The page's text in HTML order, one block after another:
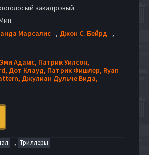
закадровый
Марсалис , Джон С. Бейрд
,
Эми Адамс, Патрик Уилсон,
Дот Клауд, Патрик Фишлер, Ryan
Джулиан Дульче Вида,
, Триллеры